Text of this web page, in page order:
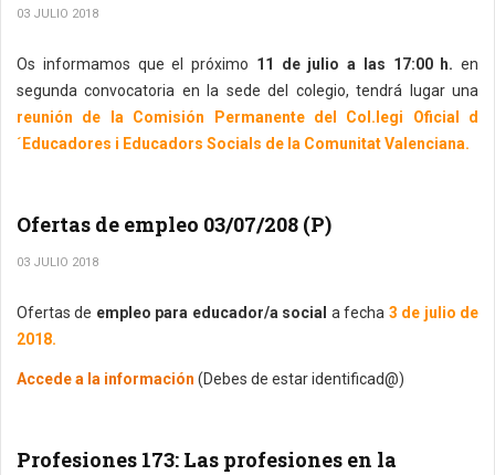
03 JULIO 2018
Os informamos que el próximo 11 de julio a las 17:00 h. en
segunda convocatoria en la sede del colegio, tendrá lugar una
reunión de la Comisión Permanente del Col.legi Oficial d
´Educadores i Educadors Socials de la Comunitat Valenciana.
Ofertas de empleo 03/07/208 (P)
03 JULIO 2018
Ofertas de empleo para educador/a social a fecha 3 de julio de
2018.
Accede a la información (Debes de estar identificad@)
Profesiones 173: Las profesiones en la